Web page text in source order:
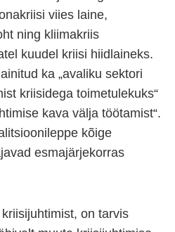
viies laine,
ning kliimakriis
kuudel kriisi hiidlaineks.
ka „avaliku sektori
kriisidega toimetulekuks“
kava välja töötamist“.
kõige
esmajärjekorras
on tarvis